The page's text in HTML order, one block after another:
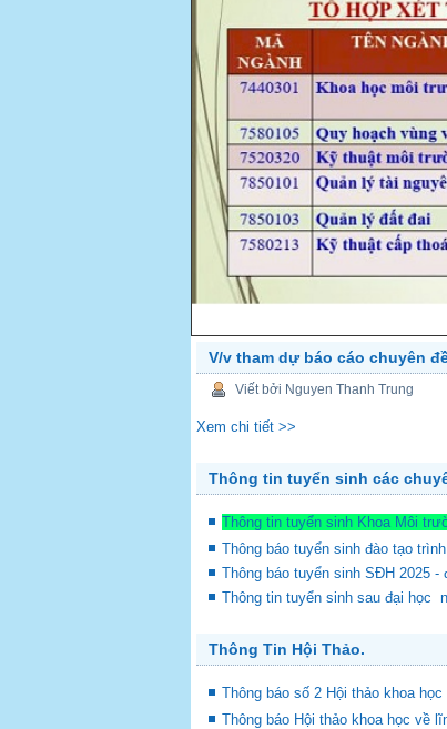
V/v tham dự báo cáo chuyên
Viết bởi Nguyen Thanh Trung
Xem chi tiết >>
Thông tin tuyển sinh các
Thông tin tuyển sinh Khoa Môi
Thông báo tuyển sinh đào tạo
Thông báo tuyển sinh SĐH 2025 -
Thông tin tuyển sinh sau đại học
Thông Tin Hội Thảo.
Thông báo số 2 Hội thảo khoa
Thông báo Hội thảo khoa học về